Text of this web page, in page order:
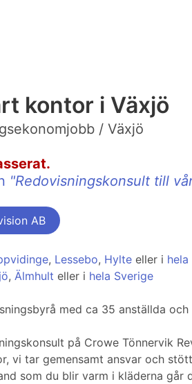
kontor i Växjö
/ Växjö
"Redovisningskonsult till
AB
, Lessebo, Hylte eller i
, Älmhult eller i hela Sverige
med ca 35 anställda
på Crowe Tönnervik
vi tar gemensamt ansvar och
som du blir varm i kläderna